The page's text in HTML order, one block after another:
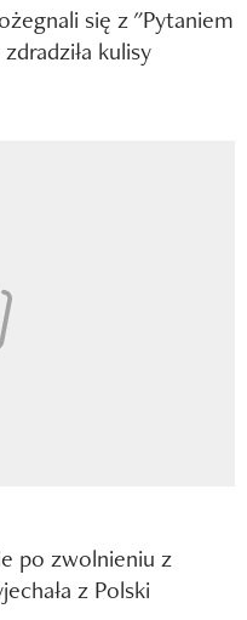
się z "Pytaniem
kulisy
po zwolnieniu z
z Polski